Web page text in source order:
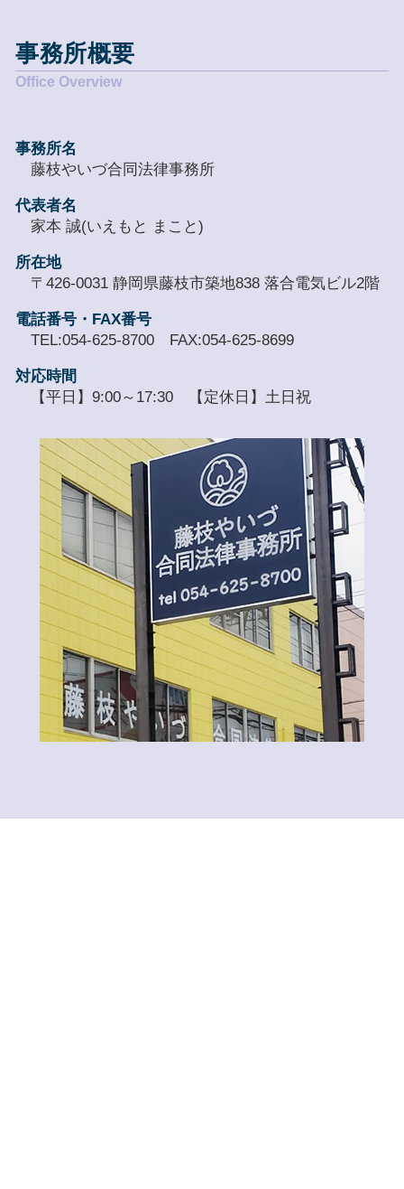
事務所概要
事務所名
藤枝やいづ合同法律事務所
代表者名
家本 誠(いえもと まこと)
所在地
〒426-0031 静岡県藤枝市築地838 落合電気ビル2階
電話番号・FAX番号
TEL:054-625-8700 FAX:054-625-8699
対応時間
【平日】9:00～17:30 【定休日】土日祝